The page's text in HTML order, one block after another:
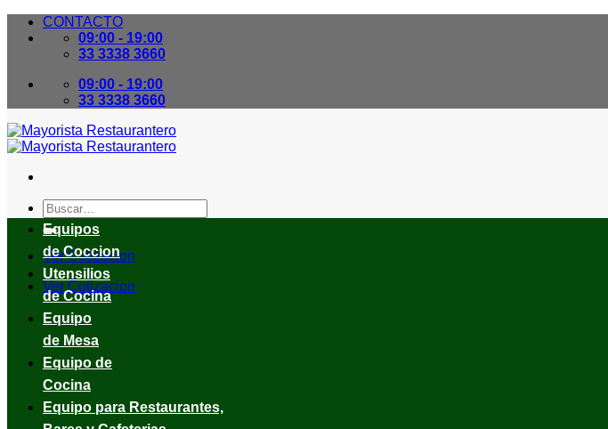
Skip
CONTACTO
09:00 - 19:00
33 3338 3660
09:00 - 19:00
33 3338 3660
Buscar
por:
Ver Cotizacion
Ver Cotizacion
Equipos
de Coccion
Utensilios
de Cocina
Equipo
de Mesa
Equipo de
Cocina
Equipo para Restaurantes,